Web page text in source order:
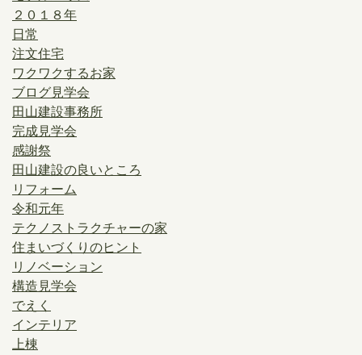
２０１８年
日常
注文住宅
ワクワクするお家
ブログ見学会
田山建設事務所
完成見学会
感謝祭
田山建設の良いところ
リフォーム
令和元年
テクノストラクチャーの家
住まいづくりのヒント
リノベーション
構造見学会
でえく
インテリア
上棟